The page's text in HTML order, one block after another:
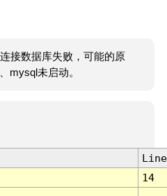
接数据库失败，可能的原
mysql未启动。
Line
14